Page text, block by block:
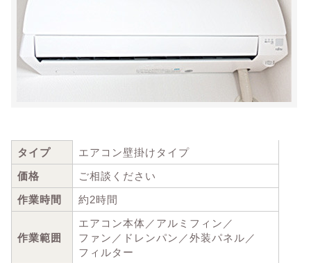
タイプ
エアコン壁掛けタイプ
価格
ご相談ください
作業時間
約2時間
作業範囲
エアコン本体／アルミフィン／
ファン／ドレンパン／外装パネル／
フィルター